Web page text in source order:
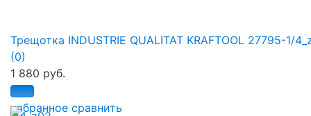
избранное сравнить
Трещотка INDUSTRIE QUALITAT KRAFTOOL 27795-1/
(0)
1 880 руб.